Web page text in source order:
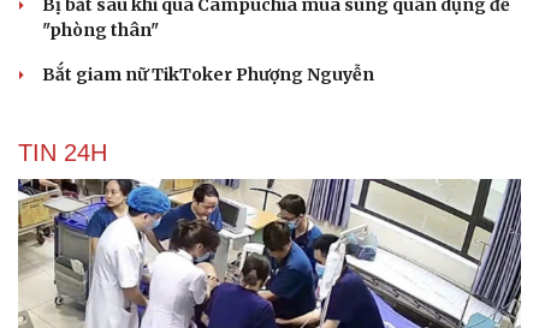
Du lịch
Săn Tour
Đọc truyện đêm khuya
Bị bắt sau khi qua Campuchia mua súng quân dụng để
"phòng thân"
Bắt giam nữ TikToker Phượng Nguyễn
TIN 24H